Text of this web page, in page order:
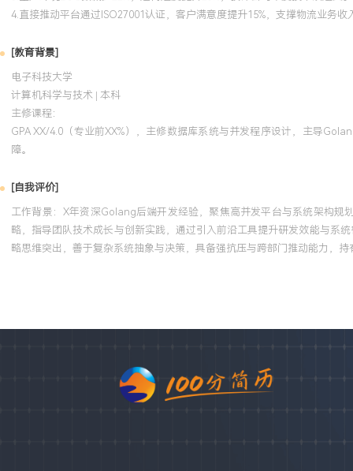
4.直接推动平台通过ISO27001认证，客户满意度提升15%，支撑物流业务收
[教育背景]
电子科技大学
计算机科学与技术 | 本科
主修课程：
GPA XX/4.0（专业前XX%），主修数据库系统与并发程序设计，主导
障。
[自我评价]
工作背景：X年资深Golang后端开发经验，聚焦高并发平台与系统架构
略，指导团队技术成长与创新实践，通过引入前沿工具提升研发效能与系
略思维突出，善于复杂系统抽象与决策，具备强抗压与跨部门推动能力，